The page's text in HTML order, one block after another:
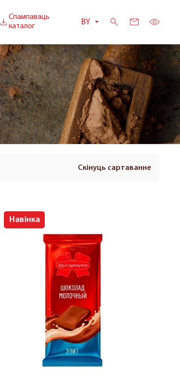
Спампаваць
каталог
BY
Скінуць сартаванне
Навінка